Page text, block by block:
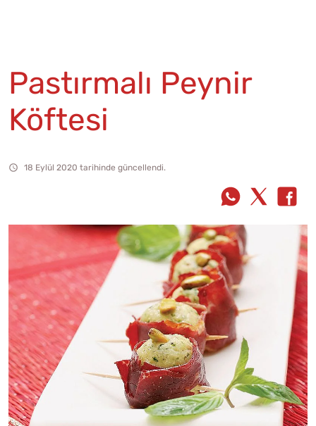
Pastırmalı Peynir
Köftesi
18 Eylül 2020 tarihinde güncellendi.